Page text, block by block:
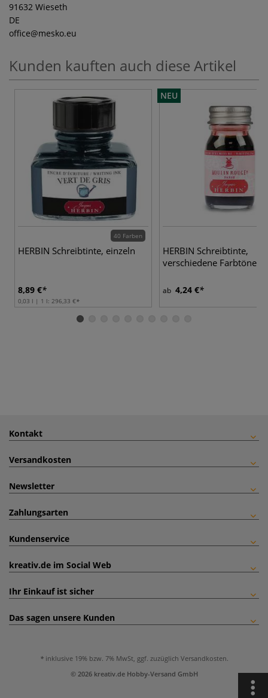
91632 Wieseth
DE
office@mesko.eu
Kunden kauften auch diese Artikel
40 Farben
HERBIN Schreibtinte, einzeln
8,89 €
0,03 l | 1 l: 296,33 €
NEU
HERBIN Schreibtinte,
verschiedene Farbtöne
ab 4,24 €
Kontakt
Versandkosten
Newsletter
Zahlungsarten
Kundenservice
kreativ.de im Social Web
Ihr Einkauf ist sicher
Das sagen unsere Kunden
inklusive 19% bzw. 7% MwSt, ggf. zuzüglich Versandkosten.
© 2026 kreativ.de Hobby-Versand GmbH